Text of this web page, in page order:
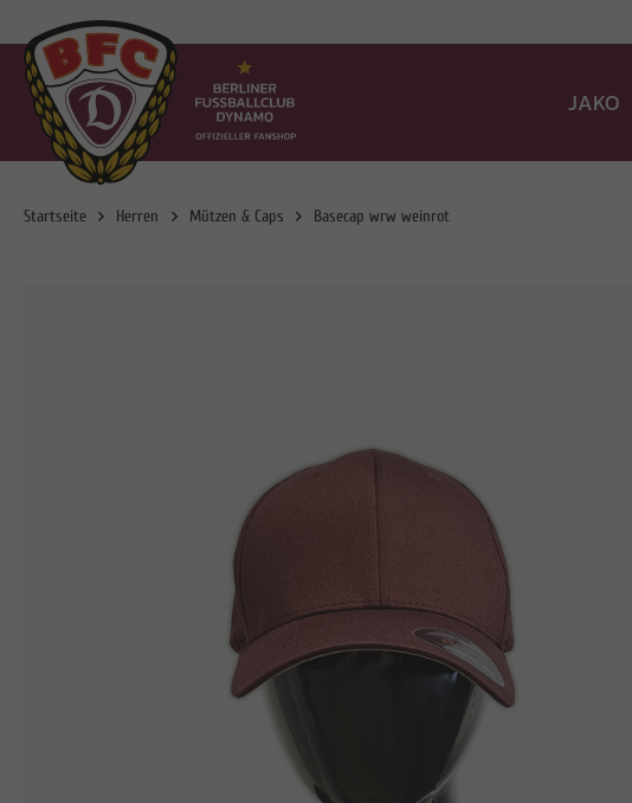
JAKO
Startseite Herren Mützen & Caps Basecap wrw weinrot